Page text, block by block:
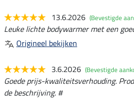
13.6.2026 (Bevestigde
Leuke lichte bodywarmer met een
Origineel bekijken
3.6.2026 (Bevestigde
Goede prijs-kwaliteitsverhouding.
de beschrijving. #